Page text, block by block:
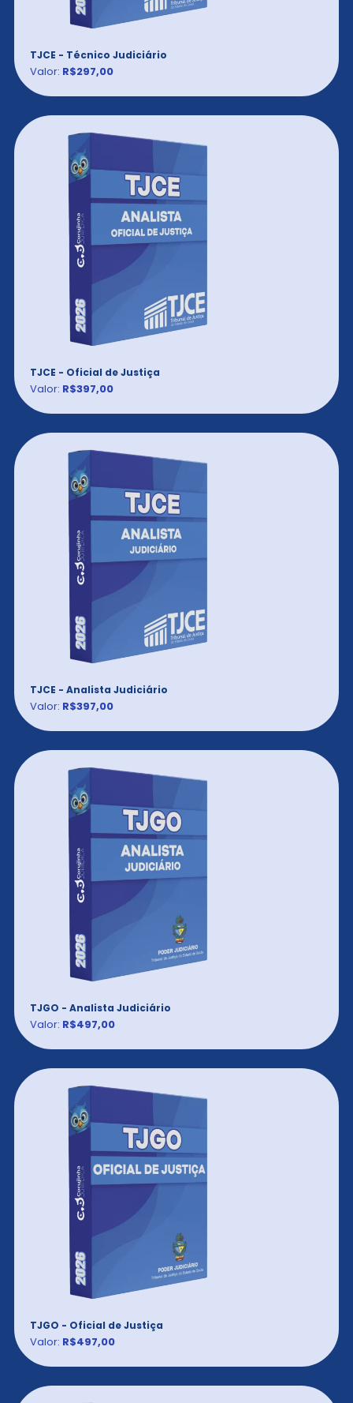
TJCE - Técnico Judiciário
Valor: R$297,00
TJCE - Oficial de Justiça
Valor: R$397,00
TJCE - Analista Judiciário
Valor: R$397,00
TJGO - Analista Judiciário
Valor: R$497,00
TJGO - Oficial de Justiça
Valor: R$497,00